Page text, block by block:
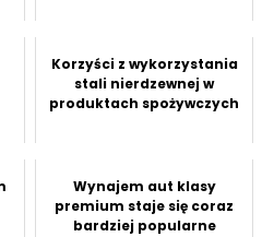
Korzyści z wykorzystania
stali nierdzewnej w
produktach spożywczych
Wynajem aut klasy
premium staje się coraz
bardziej popularne